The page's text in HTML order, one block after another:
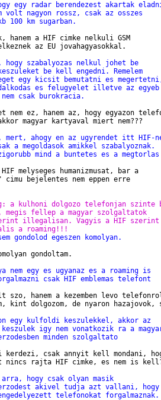
egy radar berendezest akartak
volt nagyon rossz, csak az osszes
100 km sugarban.
hanem a HIF cimke nelkuli GSM
az EU jovahagyasokkal.
hogy szabalyozas nelkul johet be
be kell engedni. Remelem
egy kicsit bemutatni es
es felugyelet illetve az egyeb
csak burokracia.
nem ez, hanem az, hogy egyazon
magyar kartyaval miert nem???
ahogy en az ugyrendet itt HIF-
a megoldasok amikkel szabalyoznak.
mind a buntetes es a
melyseges humanizmusat, bar a
cimu bejelentes nem eppen erre
a kulhoni dolgozo telefonjan szinte
megis fellep a magyar szolgaltatok
illegalisan. Vagyis a HIF szerint
a roaming!!!
gondolod egeszen komolyan.
gondoltam.
nem egy es ugyanaz es a roaming is
csak HIF emblemas telefont
szo, hanem a kezemben levo
kint dolgozom, de nyaron hazajovok,
egy kulfoldi keszulekkel, akkor az
igy nem vonatkozik ra a
minden szolgaltato
kerdezi, csak annyit kell mondani,
nincs rajta HIF cimke, es nem is
hogy csak olyan masik
akivel tudja azt vallani, hogy
telefonokat forgalmaznak.